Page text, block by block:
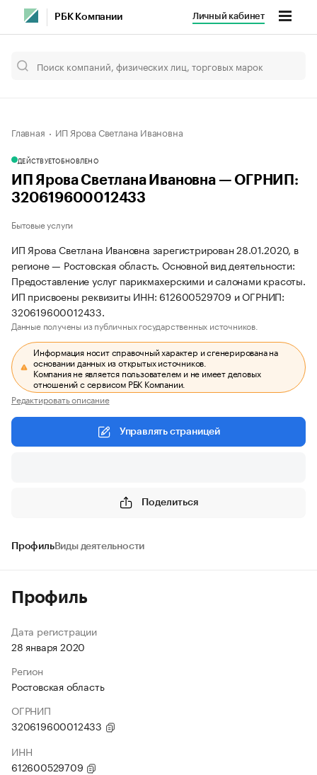
РБК Компании Личный кабинет
Главная ИП Ярова Светлана Ивановна
ДЕЙСТВУЕТОБНОВЛЕНО
ИП Ярова Светлана Ивановна — ОГРНИП:
320619600012433
Бытовые услуги
ИП Ярова Светлана Ивановна зарегистрирован 28.01.2020, в
регионе — Ростовская область. Основной вид деятельности:
Предоставление услуг парикмахерскими и салонами красоты.
ИП присвоены реквизиты ИНН: 612600529709 и ОГРНИП:
320619600012433.
Данные получены из публичных государственных источников.
Информация носит справочный характер и сгенерирована на
основании данных из открытых источников.
Компания не является пользователем и не имеет деловых
отношений с сервисом РБК Компании.
Редактировать описание
Управлять страницей
Поделиться
ПрофильВиды деятельности
Профиль
Дата регистрации
28 января 2020
Регион
Ростовская область
ОГРНИП
320619600012433
ИНН
612600529709